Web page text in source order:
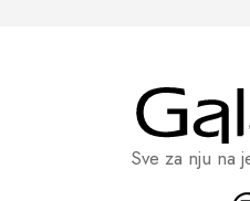
Sve za nju na